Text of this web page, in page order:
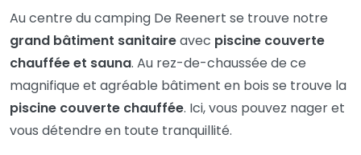
Au centre du camping De Reenert se trouve notre
grand bâtiment sanitaireavec piscine couverte
chauffée et sauna. Au rez-de-chaussée de ce
magnifique et agréable bâtiment en bois se trouve la
piscine couverte chauffée. Ici, vous pouvez nager et
vous détendre en toute tranquillité.